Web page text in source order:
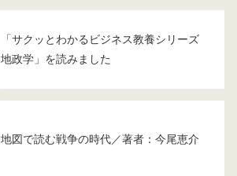
「サクッとわかるビジネス教養シリーズ
地政学」を読みました
地図で読む戦争の時代／著者：今尾恵介